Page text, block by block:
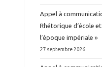
Appel à
Rhétorique d’école
l’époque impériale »
27 septembre 2026